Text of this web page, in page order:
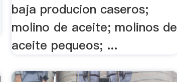
baja producion caseros;
molino de aceite; molinos de
aceite pequeos; ...